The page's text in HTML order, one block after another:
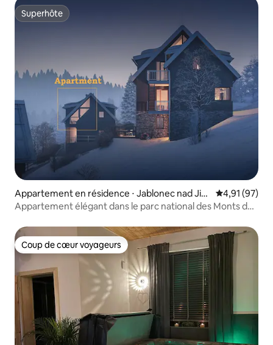
Superhôte
Superhôte
Appartement en résidence ⋅ Jablonec nad Jiz
erou
Évaluation
4,91 (97)
Appartement élégant dans le parc national des Monts des
Coup de cœur voyageurs
Coup de cœur voyageurs